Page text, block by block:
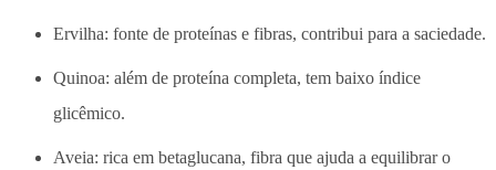
Ervilha: fonte de proteínas e fibras, contribui para a saciedade.
Quinoa: além de proteína completa, tem baixo índice
glicêmico.
Aveia: rica em betaglucana, fibra que ajuda a equilibrar o